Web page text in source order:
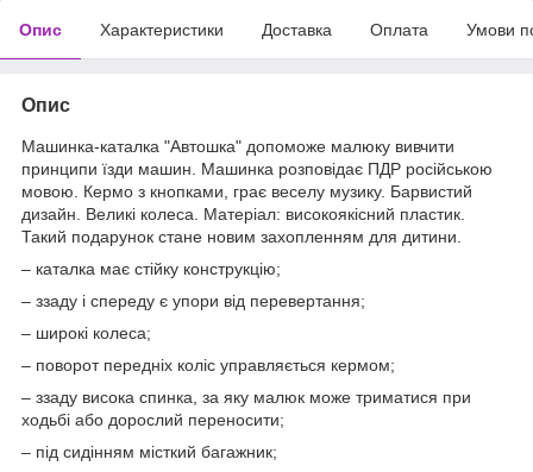
Опис Характеристики Доставка Оплата Умови
Опис
Машинка-каталка "Автошка" допоможе малюку вивчити
принципи їзди машин. Машинка розповідає ПДР російською
мовою. Кермо з кнопками, грає веселу музику. Барвистий
дизайн. Великі колеса. Матеріал: високоякісний пластик.
Такий подарунок стане новим захопленням для дитини.
– каталка має стійку конструкцію;
– ззаду і спереду є упори від перевертання;
– широкі колеса;
– поворот передніх коліс управляється кермом;
– ззаду висока спинка, за яку малюк може триматися при
ходьбі або дорослий переносити;
– під сидінням місткий багажник;